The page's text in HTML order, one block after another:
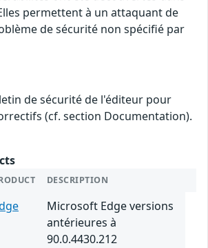
permettent à un attaquant de
de sécurité non spécifié par
de sécurité de l'éditeur pour
(cf. section Documentation).
DESCRIPTION
Microsoft Edge versions
antérieures à
90.0.4430.212